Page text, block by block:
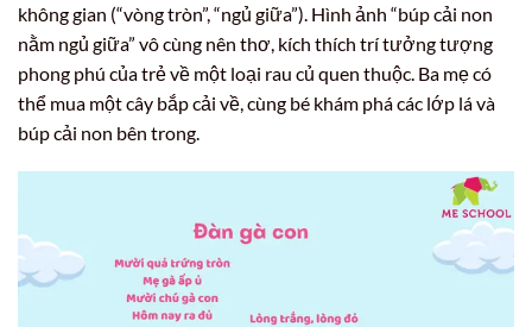
không gian (“vòng tròn”, “ngủ giữa”). Hình ảnh “búp cải non
nằm ngủ giữa” vô cùng nên thơ, kích thích trí tưởng tượng
phong phú của trẻ về một loại rau củ quen thuộc. Ba mẹ có
thể mua một cây bắp cải về, cùng bé khám phá các lớp lá và
búp cải non bên trong.